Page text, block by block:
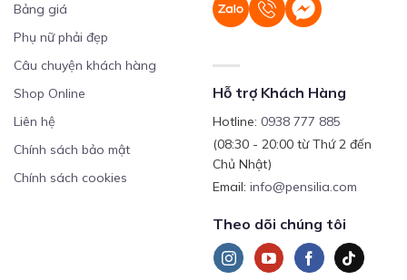
Bảng giá
Phụ nữ phải đẹp
Câu chuyện khách hàng
Shop Online
Liên hệ
Chính sách bảo mật
Chính sách cookies
Hỗ trợ Khách Hàng
Hotline: 0938 777 885
(08:30 - 20:00 từ Thứ 2 đến
Chủ Nhật)
Email: info@pensilia.com
Theo dõi chúng tôi